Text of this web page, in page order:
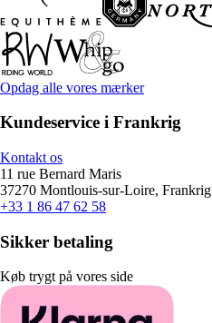
Opdag alle vores mærker
Kundeservice i Frankrig
Kontakt os
11 rue Bernard Maris
37270 Montlouis-sur-Loire, Frankrig
+33 1 86 47 62 58
Sikker betaling
Køb trygt på vores side